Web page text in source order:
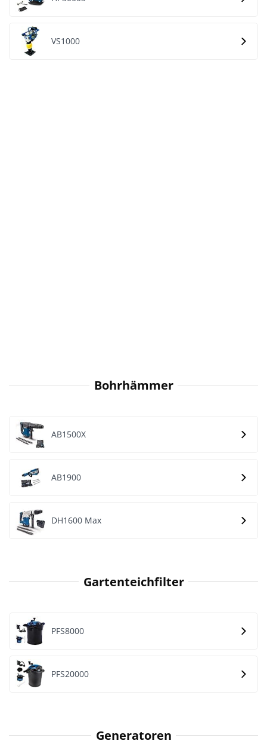
VS1000
Bohrhämmer
AB1500X
AB1900
DH1600 Max
Gartenteichfilter
PFS8000
PFS20000
Generatoren